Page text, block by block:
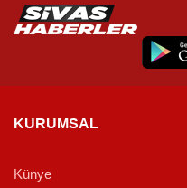
KURUMSAL
Künye